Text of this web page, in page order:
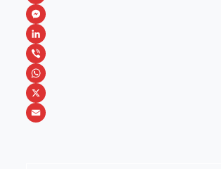
F
a
c
e
b
o
M
e
s
s
e
L
i
n
k
V
i
b
W
h
X